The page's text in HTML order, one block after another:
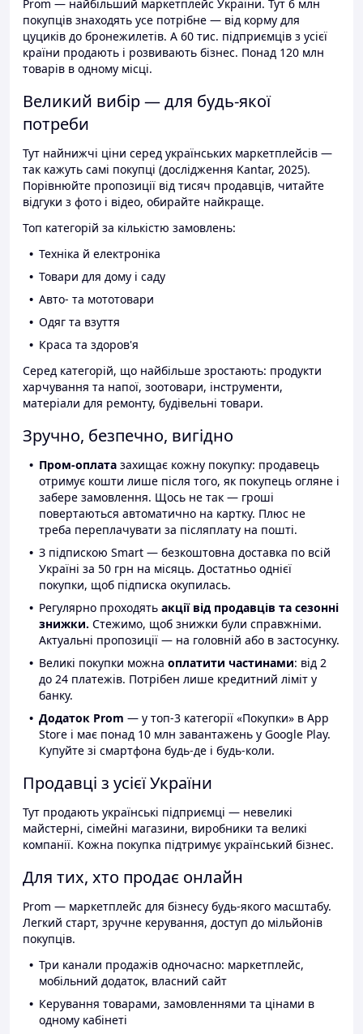
Prom — найбільший маркетплейс України. Тут 6 млн
покупців знаходять усе потрібне — від корму для
цуциків до бронежилетів. А 60 тис. підприємців з усієї
країни продають і розвивають бізнес. Понад 120 млн
товарів в одному місці.
Великий вибір — для будь-якої
потреби
Тут найнижчі ціни серед українських маркетплейсів —
так кажуть самі покупці (дослідження Kantar, 2025).
Порівнюйте пропозиції від тисяч продавців, читайте
відгуки з фото і відео, обирайте найкраще.
Топ категорій за кількістю замовлень:
Техніка й електроніка
Товари для дому і саду
Авто- та мототовари
Одяг та взуття
Краса та здоров'я
Серед категорій, що найбільше зростають: продукти
харчування та напої, зоотовари, інструменти,
матеріали для ремонту, будівельні товари.
Зручно, безпечно, вигідно
Пром-оплата захищає кожну покупку: продавець
отримує кошти лише після того, як покупець огляне і
забере замовлення. Щось не так — гроші
повертаються автоматично на картку. Плюс не
треба переплачувати за післяплату на пошті.
З підпискою Smart — безкоштовна доставка по всій
Україні за 50 грн на місяць. Достатньо однієї
покупки, щоб підписка окупилась.
Регулярно проходять акції від продавців та сезонні
знижки. Стежимо, щоб знижки були справжніми.
Актуальні пропозиції — на головній або в застосунку.
Великі покупки можна оплатити частинами: від 2
до 24 платежів. Потрібен лише кредитний ліміт у
банку.
Додаток Prom — у топ-3 категорії «Покупки» в App
Store і має понад 10 млн завантажень у Google Play.
Купуйте зі смартфона будь-де і будь-коли.
Продавці з усієї України
Тут продають українські підприємці — невеликі
майстерні, сімейні магазини, виробники та великі
компанії. Кожна покупка підтримує український бізнес.
Для тих, хто продає онлайн
Prom — маркетплейс для бізнесу будь-якого масштабу.
Легкий старт, зручне керування, доступ до мільйонів
покупців.
Три канали продажів одночасно: маркетплейс,
мобільний додаток, власний сайт
Керування товарами, замовленнями та цінами в
одному кабінеті